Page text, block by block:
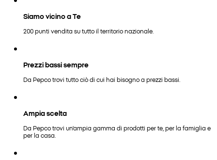
Siamo vicino a Te
200 punti vendita su tutto il territorio nazionale.
Prezzi bassi sempre
Da Pepco trovi tutto ciò di cui hai bisogno a prezzi bassi.
Ampia scelta
Da Pepco trovi un'ampia gamma di prodotti per te, per la famiglia e
per la casa.